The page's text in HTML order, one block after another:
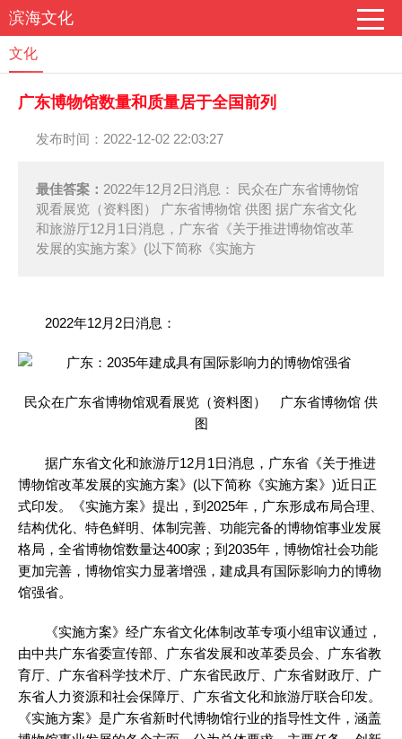
滨海文化
文化
广东博物馆数量和质量居于全国前列
发布时间：2022-12-02 22:03:27
最佳答案： 2022年12月2日消息： 民众在广东省博物馆
观看展览（资料图） 广东省博物馆 供图 据广东省文化
和旅游厅12月1日消息，广东省《关于推进博物馆改革
发展的实施方案》(以下简称《实施方
2022年12月2日消息：
民众在广东省博物馆观看展览（资料图） 广东省博物馆 供
图
据广东省文化和旅游厅12月1日消息，广东省《关于推进
博物馆改革发展的实施方案》(以下简称《实施方案》)近日正
式印发。《实施方案》提出，到2025年，广东形成布局合理、
结构优化、特色鲜明、体制完善、功能完备的博物馆事业发展
格局，全省博物馆数量达400家；到2035年，博物馆社会功能
更加完善，博物馆实力显著增强，建成具有国际影响力的博物
馆强省。
《实施方案》经广东省文化体制改革专项小组审议通过，
由中共广东省委宣传部、广东省发展和改革委员会、广东省教
育厅、广东省科学技术厅、广东省民政厅、广东省财政厅、广
东省人力资源和社会保障厅、广东省文化和旅游厅联合印发。
《实施方案》是广东省新时代博物馆行业的指导性文件，涵盖